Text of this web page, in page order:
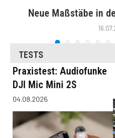
Neue Maßstäbe in
TESTS
Praxistest: Audiofunke
DJI Mic Mini 2S
04.08.2026